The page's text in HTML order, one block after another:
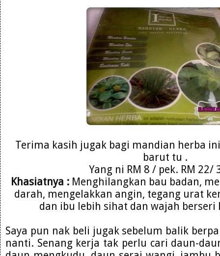
Terima kasih jugak bagi mandian herba
barut tu .
Yang ni RM 8 / pek. RM 22/
Khasiatnya : Menghilangkan bau badan,
darah, mengelakkan angin, tegang urat
dan ibu lebih sihat dan wajah
Saya pun nak beli jugak sebelum balik
nanti. Senang kerja tak perlu cari daun-